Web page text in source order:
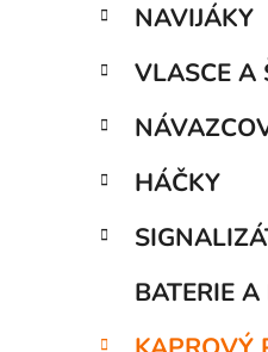
n
n
í
p
n
l
i
NAVIJÁKY
VLASCE A
HÁČKY
BATERIE